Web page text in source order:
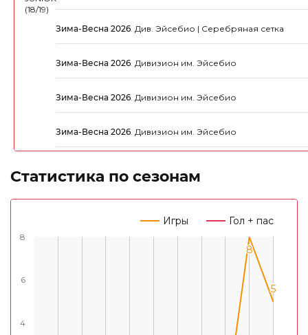
Зима-Весна 2026. Див. Эйсебио | Серебряная сетка
Зима-Весна 2026. Дивизион им. Эйсебио
Зима-Весна 2026. Дивизион им. Эйсебио
Зима-Весна 2026. Дивизион им. Эйсебио
Статистика по сезонам
Игры Гол + пас
4
6
8
8
8
5
5